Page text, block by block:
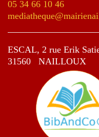
05 34 66 10 46
ESCAL, 2 rue Erik
31560 NAILLOUX